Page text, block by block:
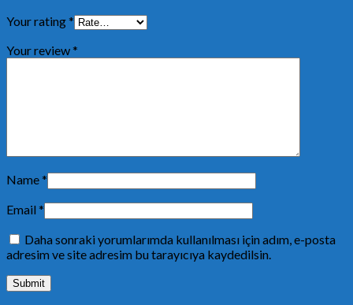
Your rating*
Your review*
Name*
Email*
Daha sonraki yorumlarımda kullanılması için adım, e-posta
adresim ve site adresim bu tarayıcıya kaydedilsin.